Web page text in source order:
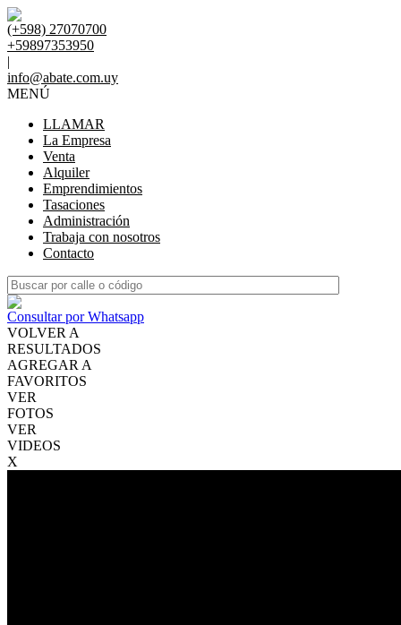
(+598) 27070700
+59897353950
|
info@abate.com.uy
MENÚ
LLAMAR
La Empresa
Venta
Alquiler
Emprendimientos
Tasaciones
Administración
Trabaja con nosotros
Contacto
Consultar por Whatsapp
VOLVER A
RESULTADOS
AGREGAR A
FAVORITOS
VER
FOTOS
VER
VIDEOS
X